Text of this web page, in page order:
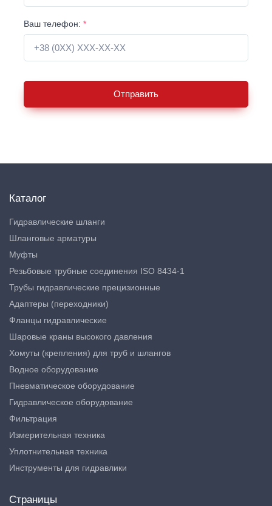
Ваш телефон: *
Отправить
Каталог
Гидравлические шланги
Шланговые арматуры
Муфты
Резьбовые трубные соединения ISO 8434-1
Трубы гидравлические прецизионные
Адаптеры (переходники)
Фланцы гидравлические
Шаровые краны высокого давления
Хомуты (крепления) для труб и шлангов
Водное оборудование
Пневматическое оборудование
Гидравлическое оборудование
Фильтрация
Измерительная техника
Уплотнительная техника
Инструменты для гидравлики
Страницы